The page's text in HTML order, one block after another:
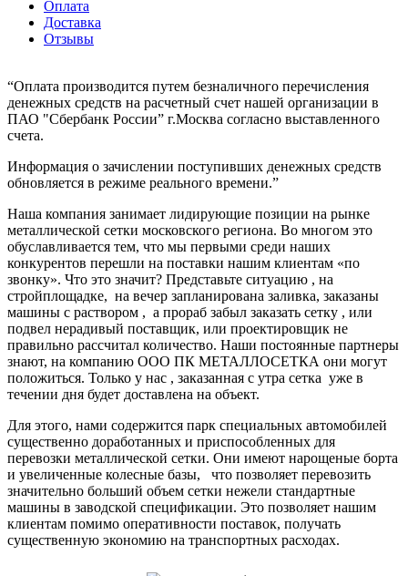
Оплата
Доставка
Отзывы
“Оплата производится путем безналичного перечисления
денежных средств на расчетный счет нашей организации в
ПАО "Сбербанк России” г.Москва согласно выставленного
счета.
Информация о зачислении поступивших денежных средств
обновляется в режиме реального времени.”
Наша компания занимает лидирующие позиции на рынке
металлической сетки московского региона. Во многом это
обуславливается тем, что мы первыми среди наших
конкурентов перешли на поставки нашим клиентам «по
звонку». Что это значит? Представьте ситуацию , на
стройплощадке, на вечер запланирована заливка, заказаны
машины с раствором , а прораб забыл заказать сетку , или
подвел нерадивый поставщик, или проектировщик не
правильно рассчитал количество. Наши постоянные партнеры
знают, на компанию ООО ПК МЕТАЛЛОСЕТКА они могут
положиться. Только у нас , заказанная с утра сетка уже в
течении дня будет доставлена на объект.
Для этого, нами содержится парк специальных автомобилей
существенно доработанных и приспособленных для
перевозки металлической сетки. Они имеют нарощеные борта
и увеличенные колесные базы, что позволяет перевозить
значительно больший объем сетки нежели стандартные
машины в заводской спецификации. Это позволяет нашим
клиентам помимо оперативности поставок, получать
существенную экономию на транспортных расходах.